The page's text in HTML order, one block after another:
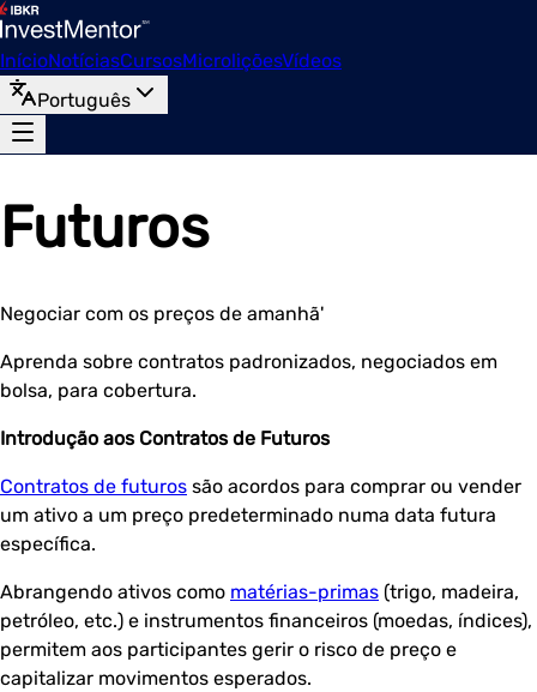
InícioNotíciasCursosMicroliçõesVídeos
Português
Futuros
Negociar com os preços de amanhã'
Aprenda sobre contratos padronizados, negociados em
bolsa, para cobertura.
Introdução aos Contratos de Futuros
Contratos de futuros são acordos para comprar ou vender
um ativo a um preço predeterminado numa data futura
específica.
Abrangendo ativos como matérias-primas (trigo, madeira,
petróleo, etc.) e instrumentos financeiros (moedas, índices),
permitem aos participantes gerir o risco de preço e
capitalizar movimentos esperados.